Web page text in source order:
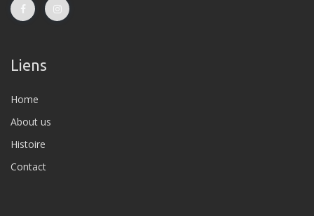
Liens
Home
About us
Histoire
Contact